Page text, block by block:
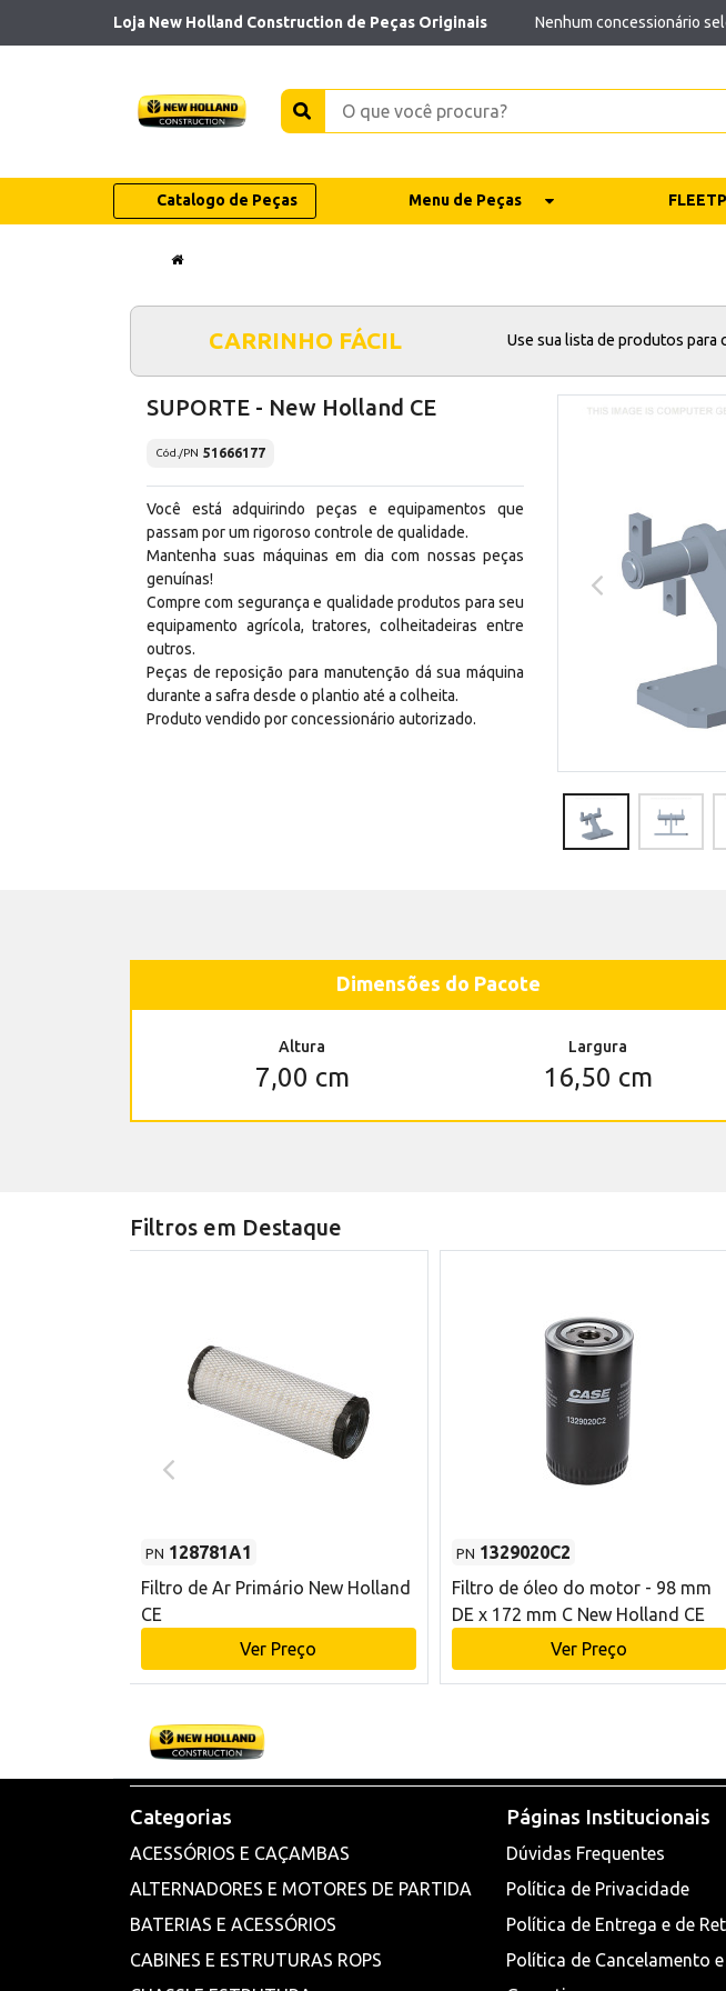
Loja New Holland Construction de Peças Originais Nenhum concessionário
Catalogo de Peças Menu de Peças
CARRINHO FÁCIL Use sua lista de produtos para
SUPORTE - New Holland CE
Cód./PN 51666177
Você está adquirindo peças e equipamentos que
passam por um rigoroso controle de qualidade.
Mantenha suas máquinas em dia com nossas peças
genuínas!
Compre com segurança e qualidade produtos para seu
equipamento agrícola, tratores, colheitadeiras entre
outros.
Peças de reposição para manutenção dá sua máquina
durante a safra desde o plantio até a colheita.
Produto vendido por concessionário autorizado.
Dimensões do Pacote
Altura
7,00 cm
Largura
16,50 cm
Filtros em Destaque
PN 128781A1
Filtro de Ar Primário New Holland
CE
Ver Preço
PN 1329020C2
Filtro de óleo do motor - 98 mm
DE x 172 mm C New Holland CE
Ver Preço
Categorias
ACESSÓRIOS E CAÇAMBAS
ALTERNADORES E MOTORES DE PARTIDA
BATERIAS E ACESSÓRIOS
CABINES E ESTRUTURAS ROPS
Páginas Institucionais
Dúvidas Frequentes
Política de Privacidade
Política de Entrega e de
Política de Cancelamento